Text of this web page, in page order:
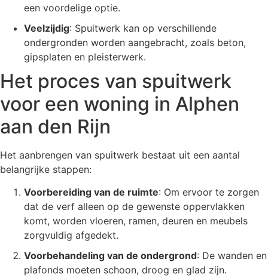
een voordelige optie.
Veelzijdig: Spuitwerk kan op verschillende
ondergronden worden aangebracht, zoals beton,
gipsplaten en pleisterwerk.
Het proces van spuitwerk
voor een woning in Alphen
aan den Rijn
Het aanbrengen van spuitwerk bestaat uit een aantal
belangrijke stappen:
Voorbereiding van de ruimte: Om ervoor te zorgen
dat de verf alleen op de gewenste oppervlakken
komt, worden vloeren, ramen, deuren en meubels
zorgvuldig afgedekt.
Voorbehandeling van de ondergrond: De wanden en
plafonds moeten schoon, droog en glad zijn.